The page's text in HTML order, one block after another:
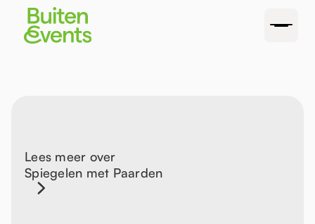
Lees meer over
Spiegelen met Paarden